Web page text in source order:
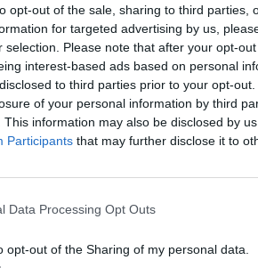
opt-out of the sale, sharing to third parties,
for targeted advertising by us,
selection. Please note that after your opt-
interest-based ads based on personal
to third parties prior to your opt-
of your personal information by third
This information may also be disclosed by
Participants that may further disclose it to
Data Processing Opt Outs
opt-out of the Sharing of my personal data.
nepavydi draugei
jos palaikytojas ir
ir per treniruotes
– patikino Oksana.
negalią. F11 klasės
genetinę ligą, dėl